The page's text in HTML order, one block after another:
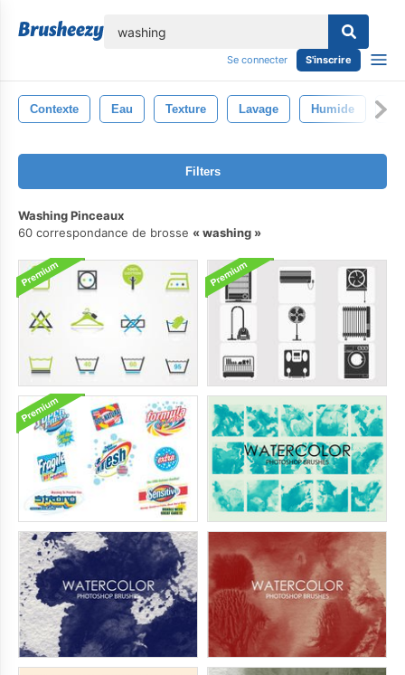
Se connecter S'inscrire
Contexte Eau Texture Lavage Humide
Filters
Washing Pinceaux
60 correspondance de brosse
washing